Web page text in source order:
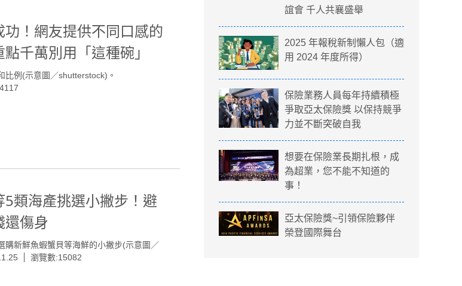
！網友提供不同口感的
千萬別用「這種碗」
比例(示意圖／shutterstock)。
類海產挑選小撇步！避
還傷身
購新鮮魚蝦蟹貝等海鮮的小撇步(示意圖／
瀏覽數:15082
誼會 千人共襄盛舉
2025 年報稅新制懶人包（適
用 2024 年度所得）
保險業務人員每年持續積極
爭取亞太保險獎 以保持競爭
力並不斷突破自我
想要在保險業長期扎根，成
為超業，您不能不知道的
事！
亞太保險獎~引領保險夥伴
榮登國際舞台